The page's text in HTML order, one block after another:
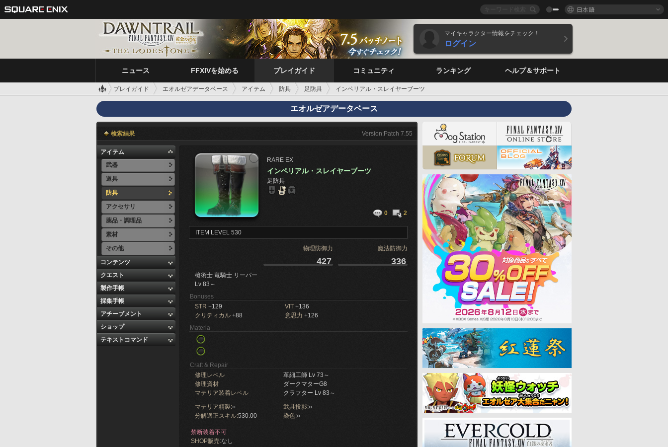
日本語
マイキャラクター情報をチェック！
ログイン
ニュース FFXIVを始める プレイガイド コミュニティ ランキング ヘルプ＆サポート
プレイガイド エオルゼアデータベース アイテム 防具 足防具 インペリアル・スレイヤーブーツ
エオルゼアデータベース
検索結果 Version:Patch 7.55
アイテム
武器
道具
防具
アクセサリ
薬品・調理品
素材
その他
コンテンツ
クエスト
製作手帳
採集手帳
アチーブメント
ショップ
テキストコマンド
RARE EX
インペリアル・スレイヤーブーツ
足防具
0 2
ITEM LEVEL 530
物理防御力 魔法防御力
427 336
槍術士 竜騎士 リーパー
Lv 83～
Bonuses
STR +129 VIT +136
クリティカル +88 意思力 +126
Materia
Craft & Repair
修理レベル
革細工師 Lv 73～
修理資材
ダークマターG8
マテリア装着レベル
クラフター Lv 83～
マテリア精製:○ 武具投影:○
分解適正スキル:530.00 染色:○
禁断装着不可
SHOP販売:なし